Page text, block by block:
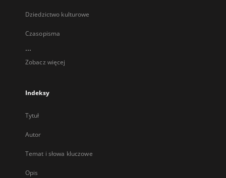
Dziedzictwo kulturowe
Czasopisma
...
Zobacz więcej
Indeksy
Tytuł
Autor
Temat i słowa kluczowe
Opis